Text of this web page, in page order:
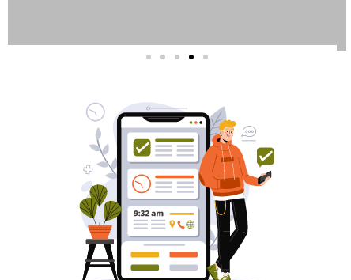
שירותי פרסום
וקידום
באינטרנט
בעל/ת עסק? סוכנות ניהול
מוניטין לקידום, שיווק ופרסום
באינטרנט כאן עבורך!
לפרטים